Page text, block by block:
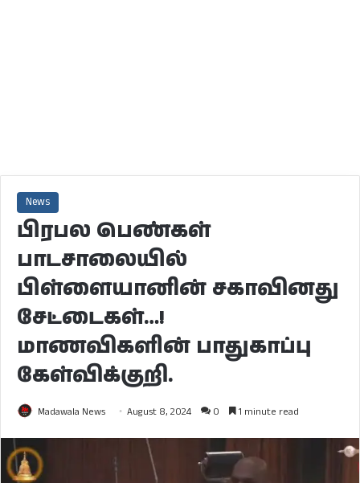
News
பிரபல பெண்கள்
பாடசாலையில்
பிள்ளையானின் சகாவினது
சேட்டைகள்…!
மாணவிகளின் பாதுகாப்பு
கேள்விக்குறி.
Madawala News August 8, 2024 0 1 minute read